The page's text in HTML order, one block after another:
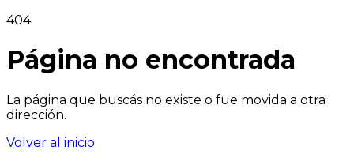
404
Página no encontrada
La página que buscás no existe o fue movida a otra
dirección.
Volver al inicio